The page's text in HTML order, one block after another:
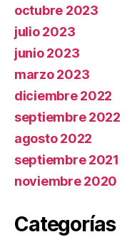
octubre 2023
julio 2023
junio 2023
marzo 2023
diciembre 2022
septiembre 2022
agosto 2022
septiembre 2021
noviembre 2020
Categorías